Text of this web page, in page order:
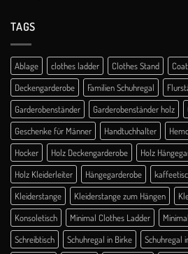
TAGS
Ablage clothes ladder Clothes Stand
Deckengarderobe
Familien Schuhregal
Garderobenständer
Garderobenständer holz
Geschenke für Männer
Handtuchhalter
Hocker
Holz Deckengarderobe Holz
Holz Kleiderleiter
Hängegarderobe
Kleiderstange
Kleiderstange zum Hängen
Konsoletisch
Minimal Clothes Ladder
Schreibtisch
Schuhregal in Birke Schuhregal